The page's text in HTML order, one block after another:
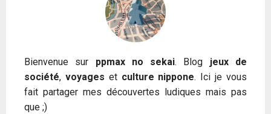
Bienvenue sur ppmax no sekai. Blog jeux de
société, voyages et culture nippone. Ici je vous
fait partager mes découvertes ludiques mais pas
que ;)